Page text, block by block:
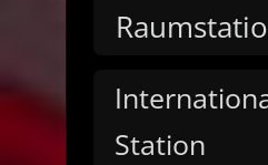
Station